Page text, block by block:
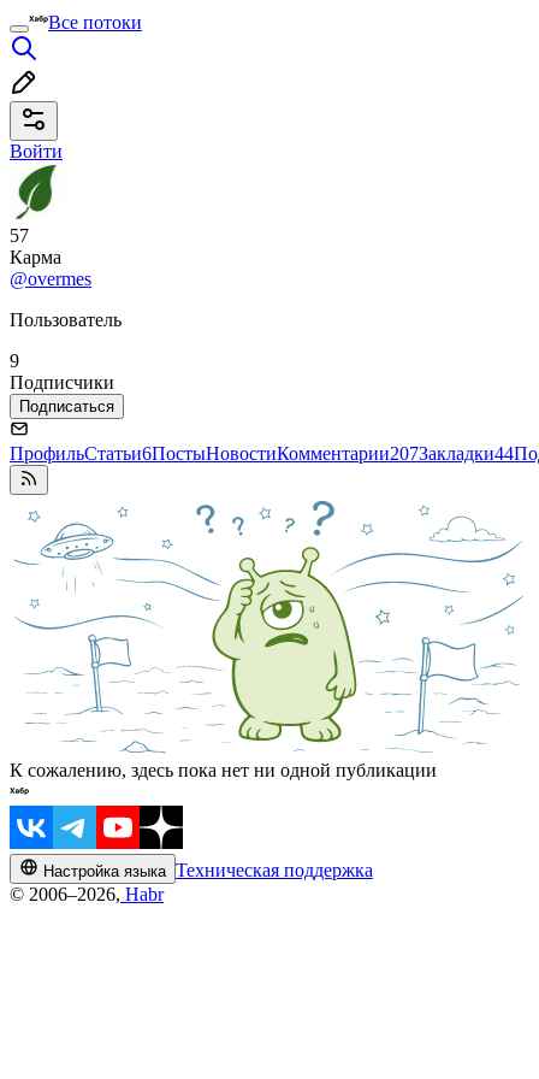
Все потоки
Войти
57
Карма
@overmes
Пользователь
9
Подписчики
Подписаться
ПрофильСтатьи6ПостыНовостиКомментарии207Закладки44
К сожалению, здесь пока нет ни одной публикации
Настройка языка Техническая поддержка
© 2006–2026, Habr